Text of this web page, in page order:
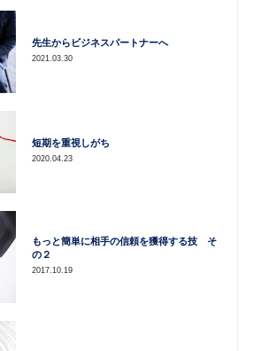
先生からビジネスパートナーへ
2021.03.30
短期を重視しがち
2020.04.23
もっと簡単に相手の信頼を獲得する技 そ
の２
2017.10.19